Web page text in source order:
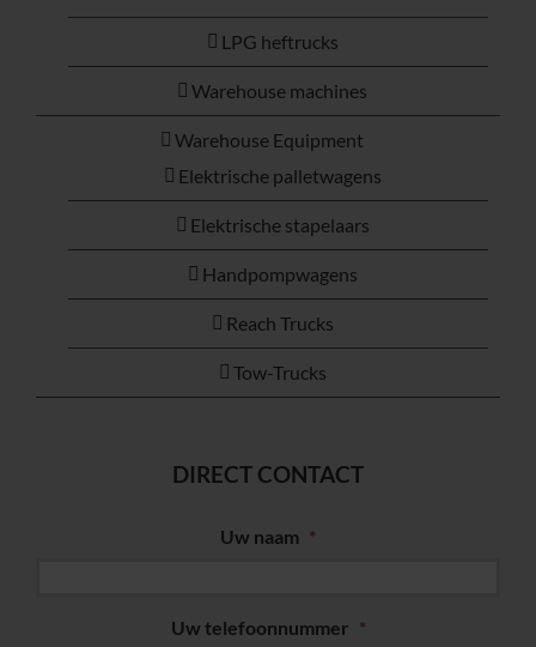
LPG heftrucks
Warehouse machines
Warehouse Equipment
Elektrische palletwagens
Elektrische stapelaars
Handpompwagens
Reach Trucks
Tow-Trucks
DIRECT CONTACT
Uw naam *
Uw telefoonnummer *